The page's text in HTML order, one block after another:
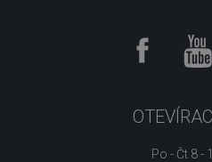
Po - Čt 8 -